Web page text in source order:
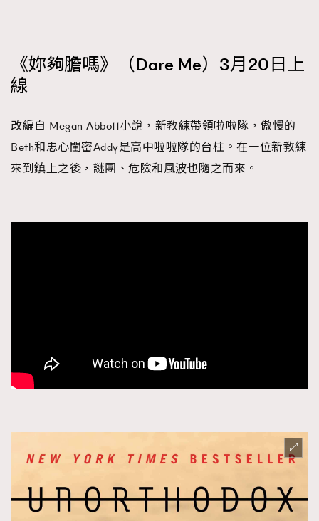
《妳夠膽嗎》（Dare Me）3月20日上
線
改編自 Megan Abbott小說，新教練帶領啦啦隊，傲慢的
Beth和忠心閨密Addy是高中啦啦隊的台柱。在一位新教練
來到鎮上之後，謎團、危險和風波也隨之而來。